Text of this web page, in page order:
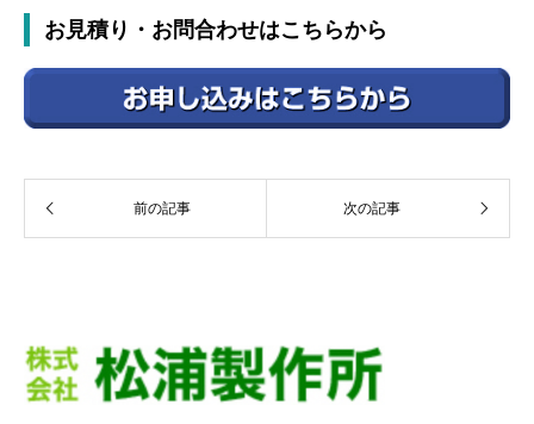
お見積り・お問合わせはこちらから
前の記事 次の記事